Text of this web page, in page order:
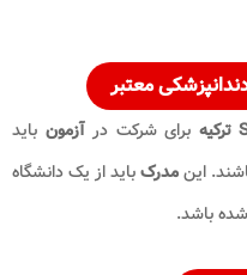
معتبر
برای شرکت درآزمون باید
اینمدرکباید از یک دانشگاه
باشد.